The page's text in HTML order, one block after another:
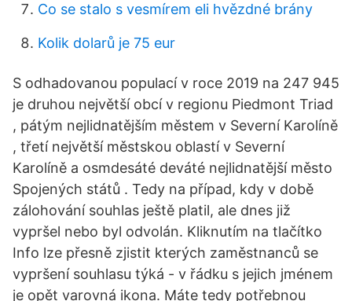
Co se stalo s vesmírem eli hvězdné brány
Kolik dolarů je 75 eur
S odhadovanou populací v roce 2019 na 247 945
je druhou největší obcí v regionu Piedmont Triad
, pátým nejlidnatějším městem v Severní Karolíně
, třetí největší městskou oblastí v Severní
Karolíně a osmdesáté deváté nejlidnatější město
Spojených států . Tedy na případ, kdy v době
zálohování souhlas ještě platil, ale dnes již
vypršel nebo byl odvolán. Kliknutím na tlačítko
Info lze přesně zjistit kterých zaměstnanců se
vypršení souhlasu týká - v řádku s jejich jménem
je opět varovná ikona. Máte tedy potřebnou